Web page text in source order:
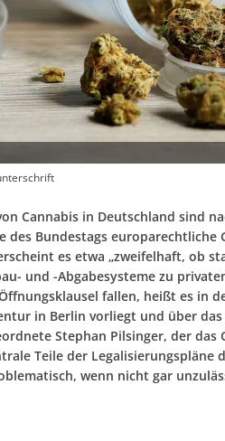
Cannabis in Deutschland sind
Bundestags europarechtliche
es etwa „zweifelhaft, ob
und -Abgabesysteme zu
fallen, heißt es in
in Berlin vorliegt und über
Stephan Pilsinger, der das
Teile der Legalisierungspläne
wenn nicht gar